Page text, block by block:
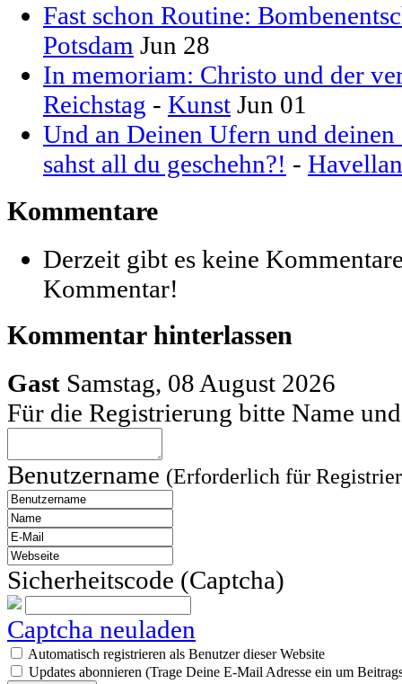
Fast schon Routine:
Potsdam Jun 28
In memoriam: Christo und der
Reichstag - Kunst Jun 01
Und an Deinen Ufern und
sahst all du geschehn?! -
Kommentare
Derzeit gibt es keine
Kommentar!
Kommentar hinterlassen
Gast Samstag, 08 August 2026
Für die Registrierung bitte Name
Benutzername (Erforderlich für
Sicherheitscode (Captcha)
Captcha neuladen
Automatisch registrieren als Benutzer dieser Website
Updates abonnieren (Trage Deine E-Mail Adresse ein um